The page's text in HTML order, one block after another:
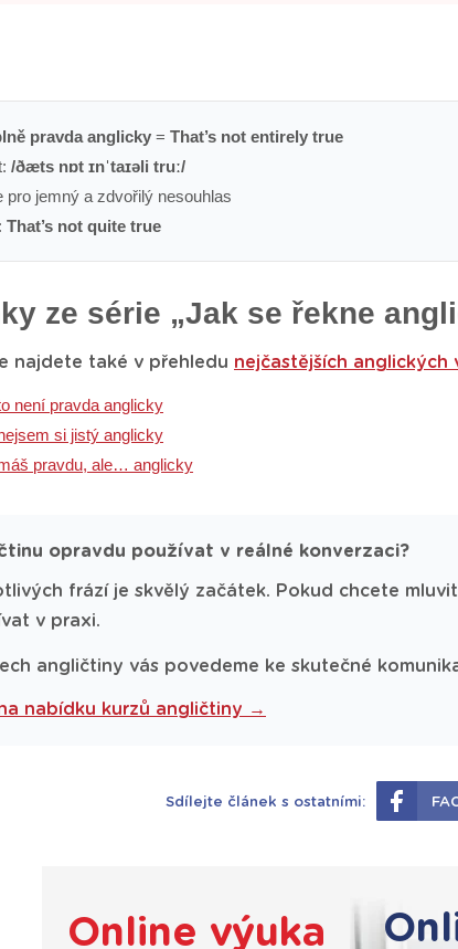
pravda anglicky = That’s not entirely true
/ðæts nɒt ɪnˈtaɪəli truː/
pro jemný a zdvořilý nesouhlas
That’s not quite true
ze série „Jak se řekne
najdete také v přehledu nejčastějších anglických
není pravda anglicky
si jistý anglicky
pravdu, ale… anglicky
opravdu používat v reálné konverzaci?
frází je skvělý začátek. Pokud chcete
v praxi.
angličtiny vás povedeme ke skutečné
nabídku kurzů angličtiny →
Sdílejte článek s ostatními:
Online výuka